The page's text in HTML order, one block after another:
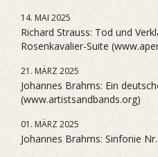
14. MAI 2025
Richard Strauss: Tod und
Rosenkavalier-Suite
21. MÄRZ 2025
Johannes Brahms: Ein
(www.artistsandbands.org)
01. MÄRZ 2025
Johannes Brahms: Sinfonie